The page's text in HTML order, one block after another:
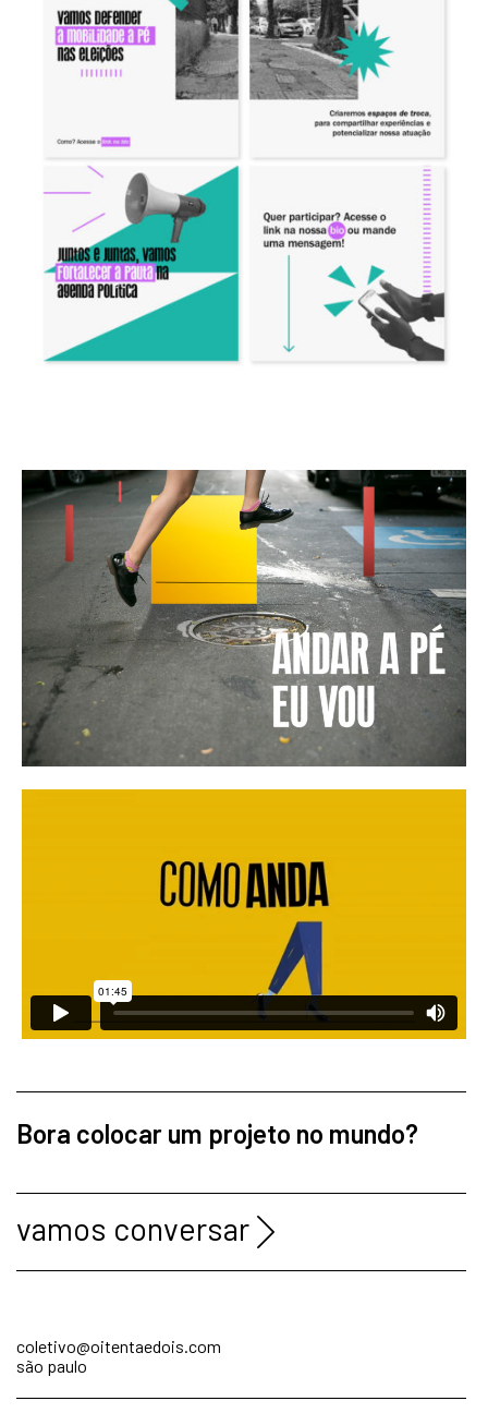
Bora colocar um projeto no mundo?
vamos conversar
coletivo@oitentaedois.com
são paulo